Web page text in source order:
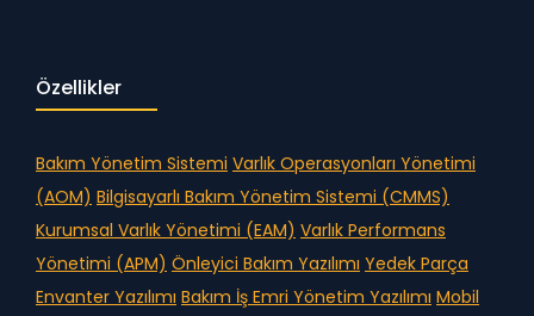
Özellikler
Bakım Yönetim Sistemi Varlık Operasyonları Yönetimi
(AOM) Bilgisayarlı Bakım Yönetim Sistemi (CMMS)
Kurumsal Varlık Yönetimi (EAM) Varlık Performans
Yönetimi (APM) Önleyici Bakım Yazılımı Yedek Parça
Envanter Yazılımı Bakım İş Emri Yönetim Yazılımı Mobil